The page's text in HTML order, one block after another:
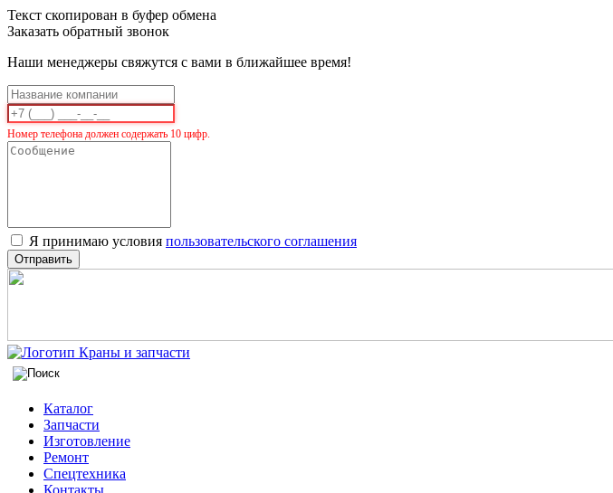
Текст скопирован в буфер обмена
Заказать обратный звонок
Наши менеджеры свяжутся с вами в ближайшее время!
Номер телефона должен содержать 10 цифр.
Я принимаю условия пользовательского соглашения
Отправить
Каталог
Запчасти
Изготовление
Ремонт
Спецтехника
Контакты